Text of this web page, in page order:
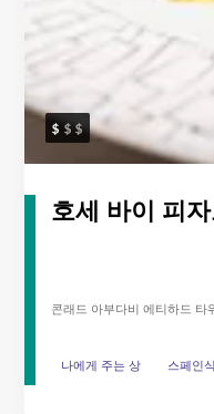
호세 바이 피
콘래드 아부다비 에티하드 타
나에게 주는 상 스페인식
나에게 주는 상 스페인식